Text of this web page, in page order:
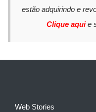
estão adquirindo e
Clique aquie
Web Stories